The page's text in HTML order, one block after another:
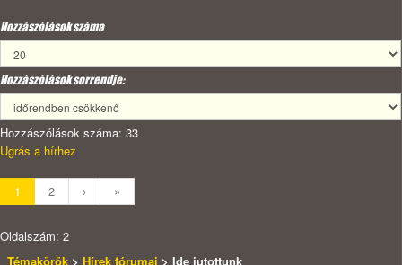
Hozzászólások száma
Hozzászólások sorrendje:
Hozzászólások száma: 33
Ugrás a hírhez
1 2 › »
Oldalszám: 2
Témakörök > Hírek fórumai > Ide jutottunk